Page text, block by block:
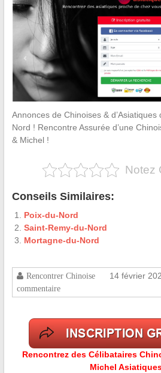
Annonces de Chinoises &
Nord ! Rencontre Assurée d’une
& Michel !
Notez
Conseils Similaires:
Poix-du-Nord
Saint-Remy-du-Nord
Mortagne-du-Nord
Rencontrer Chinoise 14 février
commentaire
Rencontrez des Célibataires
Michel